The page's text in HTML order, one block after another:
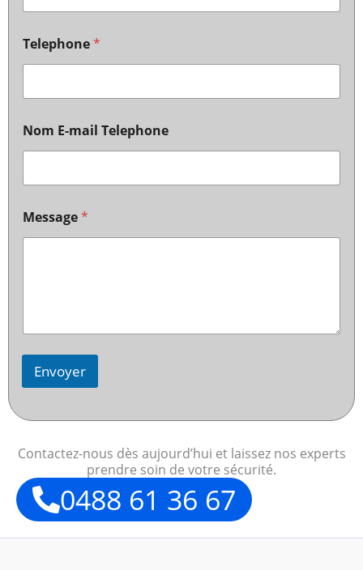
Telephone*
Nom E-mail Telephone
Message*
Envoyer
Contactez-nous dès aujourd’hui et laissez nos experts
prendre soin de votre sécurité.
0488 61 36 67